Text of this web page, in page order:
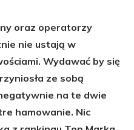
oraz operatorzy
nie ustają w
Wydawać by się
ze sobą
na te dwie
hamowanie. Nic